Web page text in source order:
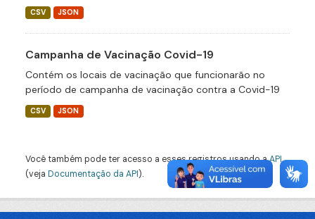
CSV JSON
Campanha de Vacinação Covid-19
Contém os locais de vacinação que funcionarão no
período de campanha de vacinação contra a Covid-19
CSV JSON
Você também pode ter acesso a esses registros usando aAPI
(veja Documentação da API).